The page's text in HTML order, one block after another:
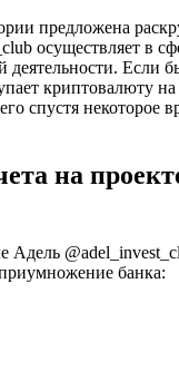
предложена
осуществляет в
деятельности. Если
криптовалюту на
спустя некоторое
на
Адель
банка: